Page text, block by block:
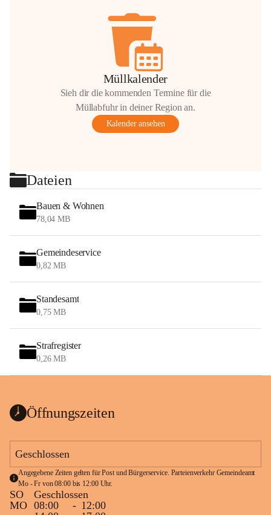
Müllkalender
Sieh dir die kommenden Termine für die
Müllabfuhr in deiner Region an.
Kalender ansehen
Dateien
Bauen & Wohnen
78,04 MB
Gemeindeservice
0,82 MB
Standesamt
0,75 MB
Strafregister
0,26 MB
Öffnungszeiten
Geschlossen
Angegebene Zeiten gelten für Post und Bürgerservice. Parteienverkehr Gemeindeamt
Mo - Fr von 08:00 bis 12:00 Uhr.
SO
Geschlossen
MO 08:00 - 12:00